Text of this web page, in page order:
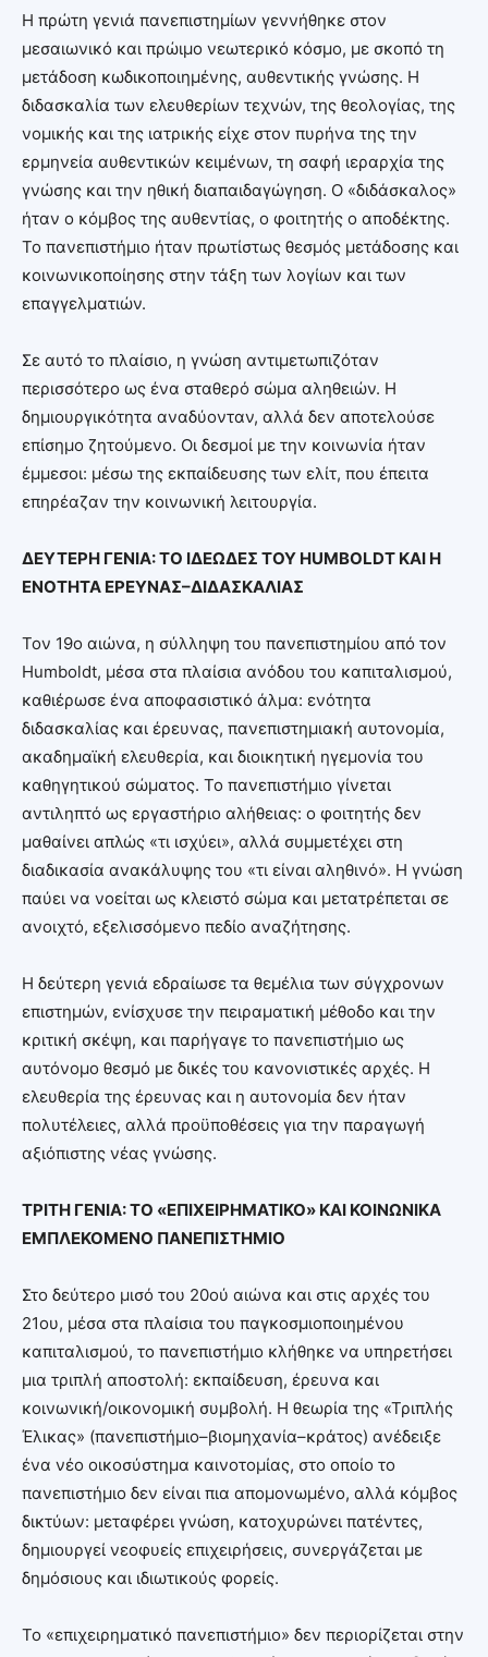
Η πρώτη γενιά πανεπιστημίων γεννήθηκε στον
μεσαιωνικό και πρώιμο νεωτερικό κόσμο, με σκοπό τη
μετάδοση κωδικοποιημένης, αυθεντικής γνώσης. Η
διδασκαλία των ελευθερίων τεχνών, της θεολογίας, της
νομικής και της ιατρικής είχε στον πυρήνα της την
ερμηνεία αυθεντικών κειμένων, τη σαφή ιεραρχία της
γνώσης και την ηθική διαπαιδαγώγηση. Ο «διδάσκαλος»
ήταν ο κόμβος της αυθεντίας, ο φοιτητής ο αποδέκτης.
Το πανεπιστήμιο ήταν πρωτίστως θεσμός μετάδοσης και
κοινωνικοποίησης στην τάξη των λογίων και των
επαγγελματιών.
Σε αυτό το πλαίσιο, η γνώση αντιμετωπιζόταν
περισσότερο ως ένα σταθερό σώμα αληθειών. Η
δημιουργικότητα αναδύονταν, αλλά δεν αποτελούσε
επίσημο ζητούμενο. Οι δεσμοί με την κοινωνία ήταν
έμμεσοι: μέσω της εκπαίδευσης των ελίτ, που έπειτα
επηρέαζαν την κοινωνική λειτουργία.
ΔΕΥΤΕΡΗ ΓΕΝΙΑ: ΤΟ ΙΔΕΩΔΕΣ ΤΟΥ HUMBOLDT ΚΑΙ Η
ΕΝΟΤΗΤΑ ΕΡΕΥΝΑΣ–ΔΙΔΑΣΚΑΛΙΑΣ
Τον 19ο αιώνα, η σύλληψη του πανεπιστημίου από τον
Humboldt, μέσα στα πλαίσια ανόδου του καπιταλισμού,
καθιέρωσε ένα αποφασιστικό άλμα: ενότητα
διδασκαλίας και έρευνας, πανεπιστημιακή αυτονομία,
ακαδημαϊκή ελευθερία, και διοικητική ηγεμονία του
καθηγητικού σώματος. Το πανεπιστήμιο γίνεται
αντιληπτό ως εργαστήριο αλήθειας: ο φοιτητής δεν
μαθαίνει απλώς «τι ισχύει», αλλά συμμετέχει στη
διαδικασία ανακάλυψης του «τι είναι αληθινό». Η γνώση
παύει να νοείται ως κλειστό σώμα και μετατρέπεται σε
ανοιχτό, εξελισσόμενο πεδίο αναζήτησης.
Η δεύτερη γενιά εδραίωσε τα θεμέλια των σύγχρονων
επιστημών, ενίσχυσε την πειραματική μέθοδο και την
κριτική σκέψη, και παρήγαγε το πανεπιστήμιο ως
αυτόνομο θεσμό με δικές του κανονιστικές αρχές. Η
ελευθερία της έρευνας και η αυτονομία δεν ήταν
πολυτέλειες, αλλά προϋποθέσεις για την παραγωγή
αξιόπιστης νέας γνώσης.
ΤΡΙΤΗ ΓΕΝΙΑ: ΤΟ «ΕΠΙΧΕΙΡΗΜΑΤΙΚΟ» ΚΑΙ ΚΟΙΝΩΝΙΚΑ
ΕΜΠΛΕΚΟΜΕΝΟ ΠΑΝΕΠΙΣΤΗΜΙΟ
Στο δεύτερο μισό του 20ού αιώνα και στις αρχές του
21ου, μέσα στα πλαίσια του παγκοσμιοποιημένου
καπιταλισμού, το πανεπιστήμιο κλήθηκε να υπηρετήσει
μια τριπλή αποστολή: εκπαίδευση, έρευνα και
κοινωνική/οικονομική συμβολή. Η θεωρία της «Τριπλής
Έλικας» (πανεπιστήμιο–βιομηχανία–κράτος) ανέδειξε
ένα νέο οικοσύστημα καινοτομίας, στο οποίο το
πανεπιστήμιο δεν είναι πια απομονωμένο, αλλά κόμβος
δικτύων: μεταφέρει γνώση, κατοχυρώνει πατέντες,
δημιουργεί νεοφυείς επιχειρήσεις, συνεργάζεται με
δημόσιους και ιδιωτικούς φορείς.
Το «επιχειρηματικό πανεπιστήμιο» δεν περιορίζεται στην